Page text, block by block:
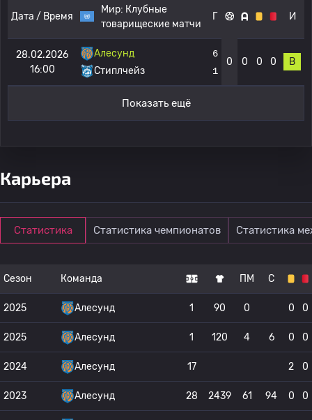
Дата / Время
Мир: Клубные
товарищеские матчи
Г И
28.02.2026
16:00
Алесунд
Стиплчейз
6
1
0 0 0 0 В
Показать ещё
Карьера
Статистика Статистика чемпионатов Статистика
Сезон Команда ПМ С
2025 Алесунд 1 90 0 0 0
2025 Алесунд 1 120 4 6 0 0
2024 Алесунд 17 2 0
2023 Алесунд 28 2439 61 94 0 0